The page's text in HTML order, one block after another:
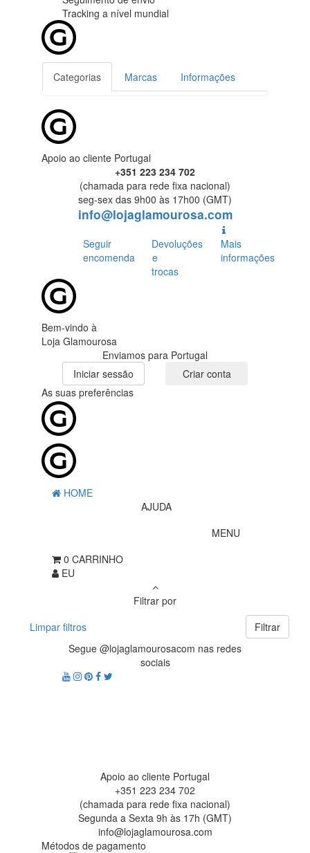
Tracking a nível mundial
Categorias Marcas Informações
Apoio ao cliente Portugal
+351 223 234 702
(chamada para rede fixa nacional)
seg-sex das 9h00 às 17h00 (GMT)
info@lojaglamourosa.com
Seguir
encomenda
Devoluções
e
trocas
Mais
informações
Bem-vindo à
Loja Glamourosa
Enviamos para Portugal
Iniciar sessão
Criar conta
As suas preferências
HOME
AJUDA
MENU
0 CARRINHO
EU
Filtrar por
Limpar filtros
Filtrar
Segue @lojaglamourosacom nas redes
sociais
Apoio ao cliente Portugal
+351 223 234 702
(chamada para rede fixa nacional)
Segunda a Sexta 9h às 17h (GMT)
info@lojaglamourosa.com
Métodos de pagamento